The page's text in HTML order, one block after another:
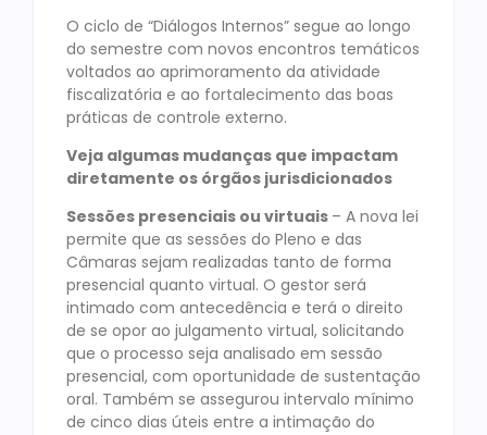
O ciclo de “Diálogos Internos” segue ao longo
do semestre com novos encontros temáticos
voltados ao aprimoramento da atividade
fiscalizatória e ao fortalecimento das boas
práticas de controle externo.
Veja algumas mudanças que impactam
diretamente os órgãos jurisdicionados
Sessões presenciais ou virtuais – A nova lei
permite que as sessões do Pleno e das
Câmaras sejam realizadas tanto de forma
presencial quanto virtual. O gestor será
intimado com antecedência e terá o direito
de se opor ao julgamento virtual, solicitando
que o processo seja analisado em sessão
presencial, com oportunidade de sustentação
oral. Também se assegurou intervalo mínimo
de cinco dias úteis entre a intimação do